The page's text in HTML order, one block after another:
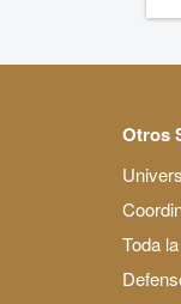
Otros
Toda